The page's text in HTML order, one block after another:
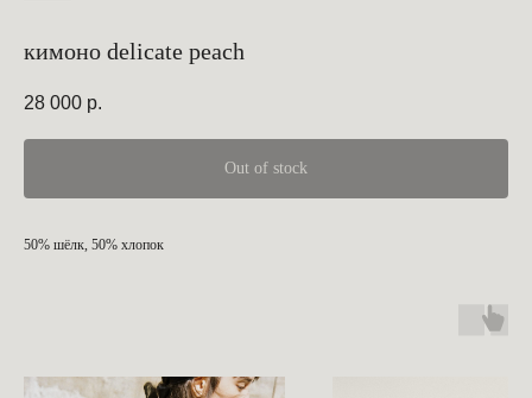
кимоно delicate peach
28 000 р.
Out of stock
50% шёлк, 50% хлопок